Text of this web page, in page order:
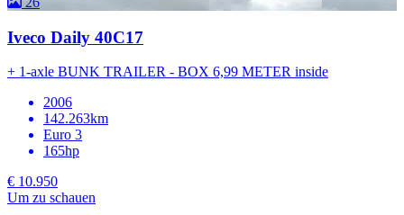
Iveco Daily 40C17
+ 1-axle BUNK TRAILER - BOX 6,99 METER inside
2006
142.263km
Euro 3
165hp
€ 10.950
Um zu schauen